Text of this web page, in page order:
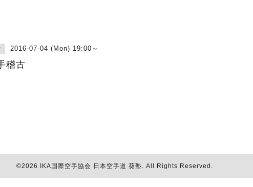
2016-07-04 (Mon) 19:00～
稽古
©2026 IKA国際空手協会 日本空手道 葵塾. All Rights Reserved.